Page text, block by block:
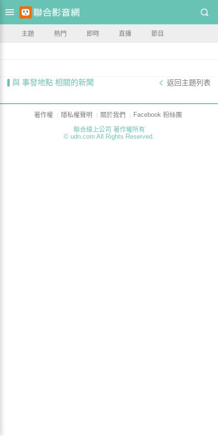
主題 熱門 即時 直播 節目
與 事發地點 相關的新聞 返回主題列表
著作權 隱私權聲明 關於我們
Facebook 粉絲團
聯合線上公司 著作權所有
© udn.com All Rights Reserved.